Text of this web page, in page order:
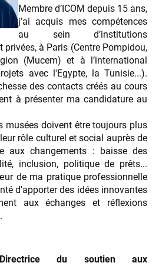
Membre d’ICOM depuis 15 ans,
j’ai acquis mes compétences
au sein d’institutions
à Paris (Centre Pompidou,
(Mucem) et à l’international
avec l'Egypte, la Tunisie...).
des contacts créés au cours
à présenter ma candidature au
musées doivent être toujours plus
rôle culturel et social auprès de
aux changements : baisse des
inclusion, politique de prêts...
de ma pratique professionnelle
d'apporter des idées innovantes
aux échanges et réflexions
Directrice du soutien aux